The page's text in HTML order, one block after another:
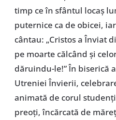
timp ce în sfântul locaș
puternice ca de obicei,
cântau: „Cristos a Înviat
pe moarte călcând și
dăruindu-le!” În biserică
Utreniei Învierii,
animată de corul
preoți, încărcată de